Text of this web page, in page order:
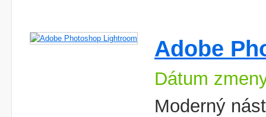
Adobe
Dátum
Moderný